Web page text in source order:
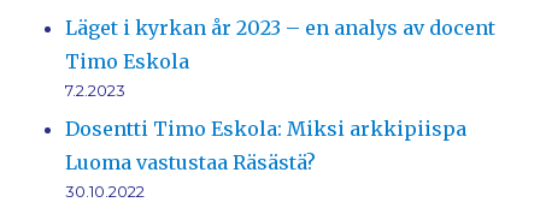
Läget i kyrkan år 2023 – en analys av docent
Timo Eskola
7.2.2023
Dosentti Timo Eskola: Miksi arkkipiispa
Luoma vastustaa Räsästä?
30.10.2022